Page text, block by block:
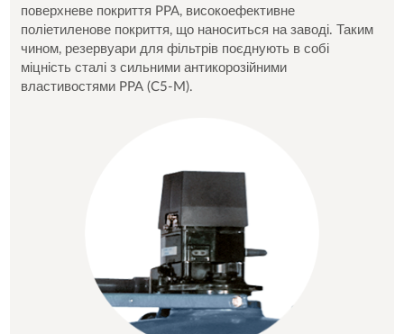
поверхневе покриття PPA, високоефективне
поліетиленове покриття, що наноситься на заводі. Таким
чином, резервуари для фільтрів поєднують в собі
міцність сталі з сильними антикорозійними
властивостями PPA (C5-M).